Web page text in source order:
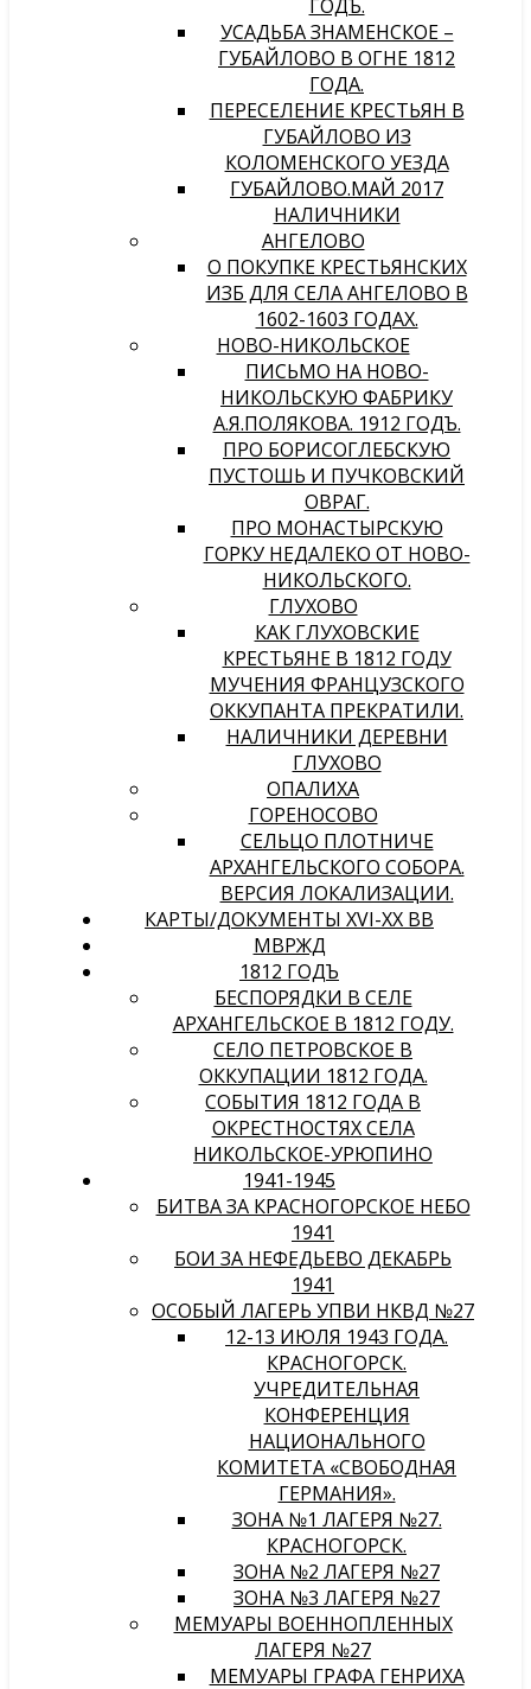
ГОДЪ.
УСАДЬБА ЗНАМЕНСКОЕ –
ГУБАЙЛОВО В ОГНЕ 1812
ГОДА.
ПЕРЕСЕЛЕНИЕ КРЕСТЬЯН В
ГУБАЙЛОВО ИЗ
КОЛОМЕНСКОГО УЕЗДА
ГУБАЙЛОВО.МАЙ 2017
НАЛИЧНИКИ
АНГЕЛОВО
О ПОКУПКЕ КРЕСТЬЯНСКИХ
ИЗБ ДЛЯ СЕЛА АНГЕЛОВО В
1602-1603 ГОДАХ.
НОВО-НИКОЛЬСКОЕ
ПИСЬМО НА НОВО-
НИКОЛЬСКУЮ ФАБРИКУ
А.Я.ПОЛЯКОВА. 1912 ГОДЪ.
ПРО БОРИСОГЛЕБСКУЮ
ПУСТОШЬ И ПУЧКОВСКИЙ
ОВРАГ.
ПРО МОНАСТЫРСКУЮ
ГОРКУ НЕДАЛЕКО ОТ НОВО-
НИКОЛЬСКОГО.
ГЛУХОВО
КАК ГЛУХОВСКИЕ
КРЕСТЬЯНЕ В 1812 ГОДУ
МУЧЕНИЯ ФРАНЦУЗСКОГО
ОККУПАНТА ПРЕКРАТИЛИ.
НАЛИЧНИКИ ДЕРЕВНИ
ГЛУХОВО
ОПАЛИХА
ГОРЕНОСОВО
СЕЛЬЦО ПЛОТНИЧЕ
АРХАНГЕЛЬСКОГО СОБОРА.
ВЕРСИЯ ЛОКАЛИЗАЦИИ.
КАРТЫ/ДОКУМЕНТЫ XVI-XX ВВ
МВРЖД
1812 ГОДЪ
БЕСПОРЯДКИ В СЕЛЕ
АРХАНГЕЛЬСКОЕ В 1812 ГОДУ.
СЕЛО ПЕТРОВСКОЕ В
ОККУПАЦИИ 1812 ГОДА.
СОБЫТИЯ 1812 ГОДА В
ОКРЕСТНОСТЯХ СЕЛА
НИКОЛЬСКОЕ-УРЮПИНО
1941-1945
БИТВА ЗА КРАСНОГОРСКОЕ НЕБО
1941
БОИ ЗА НЕФЕДЬЕВО ДЕКАБРЬ
1941
ОСОБЫЙ ЛАГЕРЬ УПВИ НКВД №27
12-13 ИЮЛЯ 1943 ГОДА.
КРАСНОГОРСК.
УЧРЕДИТЕЛЬНАЯ
КОНФЕРЕНЦИЯ
НАЦИОНАЛЬНОГО
КОМИТЕТА «СВОБОДНАЯ
ГЕРМАНИЯ».
ЗОНА №1 ЛАГЕРЯ №27.
КРАСНОГОРСК.
ЗОНА №2 ЛАГЕРЯ №27
ЗОНА №3 ЛАГЕРЯ №27
МЕМУАРЫ ВОЕННОПЛЕННЫХ
ЛАГЕРЯ №27
МЕМУАРЫ ГРАФА ГЕНРИХА